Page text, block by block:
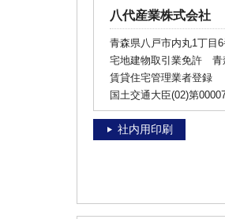
八代産業株式会社
青森県八戸市内丸1丁目
宅地建物取引業免許 青
賃貸住宅管理業者登録
国土交通大臣(02)第
社内用印刷